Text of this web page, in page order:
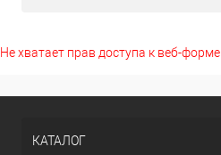
Не хватает прав доступа к веб-форме.
КАТАЛОГ